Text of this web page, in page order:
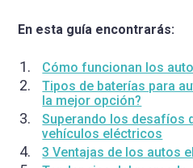
En esta guía encontrarás:
Cómo funcionan los
Tipos de baterías para
la mejor opción?
Superando los desafíos
vehículos eléctricos
3 Ventajas de los autos